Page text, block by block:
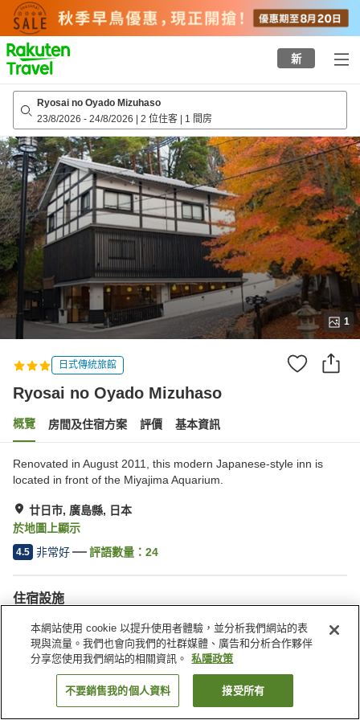
to
top
page
新
Ryosai no Oyado Mizuhaso
23/8/2026 - 24/8/2026 | 2 位住客 | 1 間房
1
日式傳統旅館
Ryosai no Oyado Mizuhaso
概覽 房間及住宿方案 評價 基本資訊
Renovated in August 2011, this modern Japanese-style inn is
located in front of the Miyajima Aquarium.
廿日市, 廣島縣, 日本
於地圖上顯示
4.5 非常好 評語數量： 24
住宿設施
停車場
餐廳
送遞服務
喚醒服務
找客房
本網站使用 cookie 以提升使用者體驗，並分析我們網站的表
現與流量。我們也會向我們的社群媒體、廣告和分析合作夥伴
分享您使用我們網站的相關資訊。
私隱政策
不要銷售我的個人資料 接受所有